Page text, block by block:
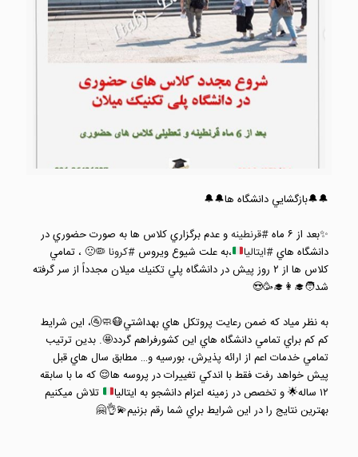
🔔🔔بازگشايي دانشگاه ها🔔🔔⠀
✨بعد از ٦ ماه
#قرنطينهو عدم برگزاري كلاس ها به صورت حضوري در
دانشگاه هاي#ايتاليا ،به علت شيوع ويروس #كرونا🦠🙁 ، تمامي
كلاس ها از ٢ روز پيش در دانشگاه پلي تكنيك ميلان مجدداً از سر گرفته
شد🧑‍🎓👩‍🎓🥳😍⠀
به نظر مياد كه ضمن رعايت پروتكل هاي بهداشتي😷
🧼
🚰، اين شرايط
كم كم براي تمامي دانشگاه هاي اين كشورفراهم گردد🤩. بدين ترتيب
تمامي خدمات اعم از ارائه پذيرش، بورسيه و… مطابق سال هاي قبل
پيش خواهد رفت فقط با اندكي تغييرات در پروسه ها😌 كه ما با سابقه
١٢ ساله
🌟و تخصص در زمينه اعزام دانشجو به ايتاليا
تلاش ميكنيم
بهترين نتايج را در اين شرايط براي شما رقم بزنيم💫
👌
🤗